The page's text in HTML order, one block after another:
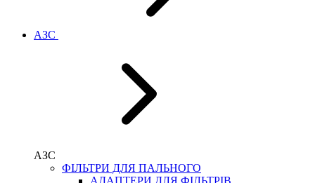
АЗС
АЗС
ФІЛЬТРИ ДЛЯ ПАЛЬНОГО
АДАПТЕРИ ДЛЯ ФІЛЬТРІВ